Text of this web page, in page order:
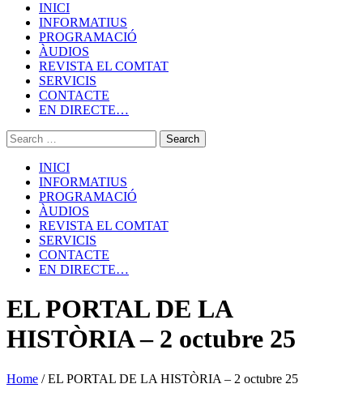
INICI
INFORMATIUS
PROGRAMACIÓ
ÀUDIOS
REVISTA EL COMTAT
SERVICIS
CONTACTE
EN DIRECTE…
INICI
INFORMATIUS
PROGRAMACIÓ
ÀUDIOS
REVISTA EL COMTAT
SERVICIS
CONTACTE
EN DIRECTE…
EL PORTAL DE LA
HISTÒRIA – 2 octubre 25
Home /EL PORTAL DE LA HISTÒRIA – 2 octubre 25